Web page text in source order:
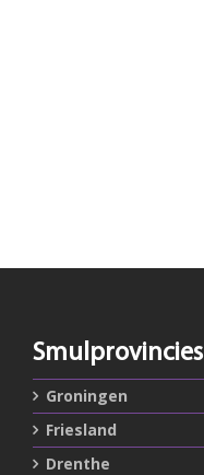
Smulprovincies
Groningen
Friesland
Drenthe